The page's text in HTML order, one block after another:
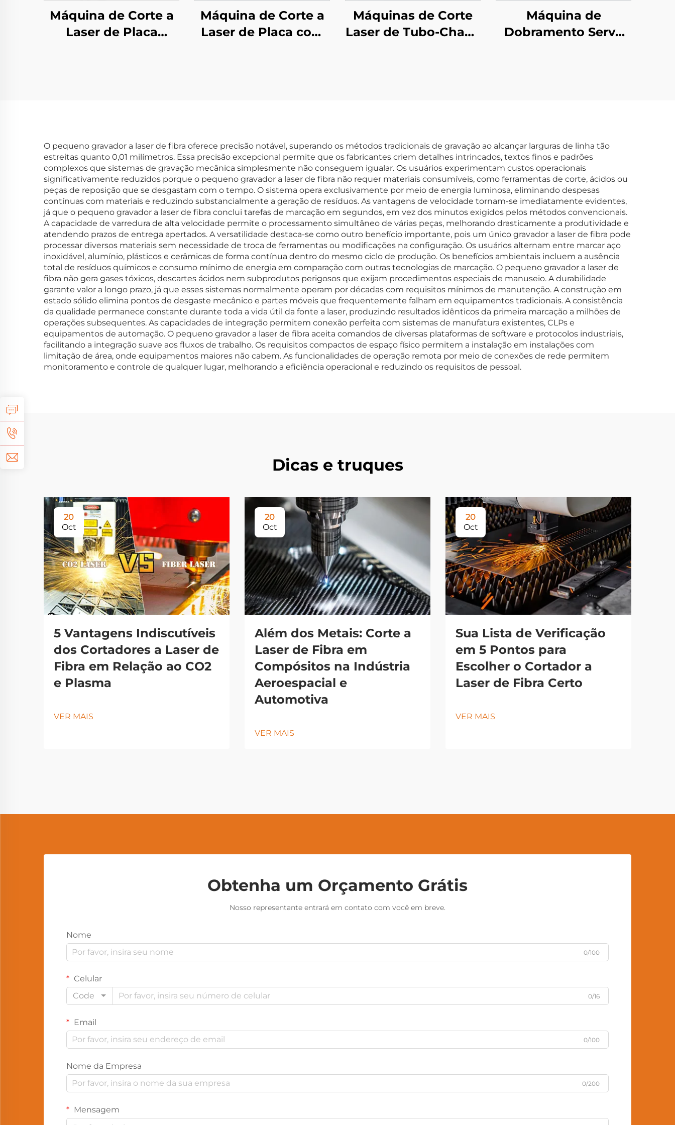
Máquina de Corte a
Laser de Placa
Máquina de Corte a
Laser de Placa com
Máquinas de Corte
Laser de Tubo-Chapa
Máquina de
Dobramento Servo
O pequeno gravador a laser de fibra oferece precisão notável, superando os métodos tradicionais de gravação ao alcançar larguras de linha tão
estreitas quanto 0,01 milímetros. Essa precisão excepcional permite que os fabricantes criem detalhes intrincados, textos finos e padrões
complexos que sistemas de gravação mecânica simplesmente não conseguem igualar. Os usuários experimentam custos operacionais
significativamente reduzidos porque o pequeno gravador a laser de fibra não requer materiais consumíveis, como ferramentas de corte, ácidos ou
peças de reposição que se desgastam com o tempo. O sistema opera exclusivamente por meio de energia luminosa, eliminando despesas
contínuas com materiais e reduzindo substancialmente a geração de resíduos. As vantagens de velocidade tornam-se imediatamente evidentes,
já que o pequeno gravador a laser de fibra conclui tarefas de marcação em segundos, em vez dos minutos exigidos pelos métodos convencionais.
A capacidade de varredura de alta velocidade permite o processamento simultâneo de várias peças, melhorando drasticamente a produtividade e
atendendo prazos de entrega apertados. A versatilidade destaca-se como outro benefício importante, pois um único gravador a laser de fibra pode
processar diversos materiais sem necessidade de troca de ferramentas ou modificações na configuração. Os usuários alternam entre marcar aço
inoxidável, alumínio, plásticos e cerâmicas de forma contínua dentro do mesmo ciclo de produção. Os benefícios ambientais incluem a ausência
total de resíduos químicos e consumo mínimo de energia em comparação com outras tecnologias de marcação. O pequeno gravador a laser de
fibra não gera gases tóxicos, descartes ácidos nem subprodutos perigosos que exijam procedimentos especiais de manuseio. A durabilidade
garante valor a longo prazo, já que esses sistemas normalmente operam por décadas com requisitos mínimos de manutenção. A construção em
estado sólido elimina pontos de desgaste mecânico e partes móveis que frequentemente falham em equipamentos tradicionais. A consistência
da qualidade permanece constante durante toda a vida útil da fonte a laser, produzindo resultados idênticos da primeira marcação a milhões de
operações subsequentes. As capacidades de integração permitem conexão perfeita com sistemas de manufatura existentes, CLPs e
equipamentos de automação. O pequeno gravador a laser de fibra aceita comandos de diversas plataformas de software e protocolos industriais,
facilitando a integração suave aos fluxos de trabalho. Os requisitos compactos de espaço físico permitem a instalação em instalações com
limitação de área, onde equipamentos maiores não cabem. As funcionalidades de operação remota por meio de conexões de rede permitem
monitoramento e controle de qualquer lugar, melhorando a eficiência operacional e reduzindo os requisitos de pessoal.
Dicas e truques
20
Oct
5 Vantagens Indiscutíveis
dos Cortadores a Laser de
Fibra em Relação ao CO2
e Plasma
VER MAIS
20
Oct
Além dos Metais: Corte a
Laser de Fibra em
Compósitos na Indústria
Aeroespacial e
Automotiva
VER MAIS
20
Oct
Sua Lista de Verificação
em 5 Pontos para
Escolher o Cortador a
Laser de Fibra Certo
VER MAIS
Obtenha um Orçamento Grátis
Nosso representante entrará em contato com você em breve.
Nome
0/100
Celular
Code
0/16
Email
0/100
Nome da Empresa
0/200
Mensagem